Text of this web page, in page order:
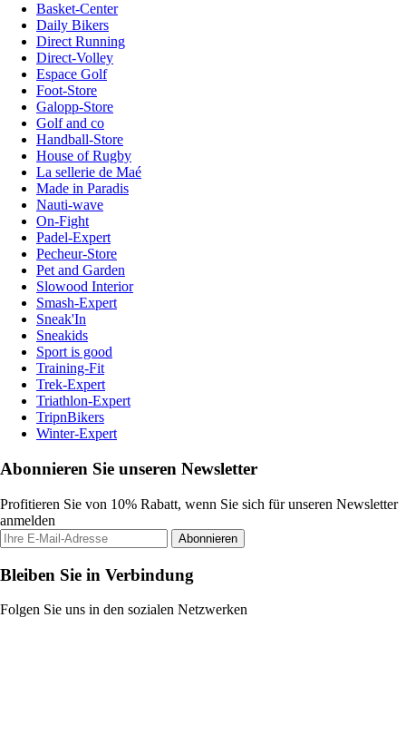
Basket-Center
Daily Bikers
Direct Running
Direct-Volley
Espace Golf
Foot-Store
Galopp-Store
Golf and co
Handball-Store
House of Rugby
La sellerie de Maé
Made in Paradis
Nauti-wave
On-Fight
Padel-Expert
Pecheur-Store
Pet and Garden
Slowood Interior
Smash-Expert
Sneak'In
Sneakids
Sport is good
Training-Fit
Trek-Expert
Triathlon-Expert
TripnBikers
Winter-Expert
Abonnieren Sie unseren Newsletter
Profitieren Sie von 10% Rabatt, wenn Sie sich für unseren Newsletter
anmelden
Abonnieren
Bleiben Sie in Verbindung
Folgen Sie uns in den sozialen Netzwerken